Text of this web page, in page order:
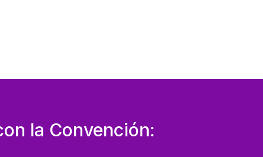
la Convención: